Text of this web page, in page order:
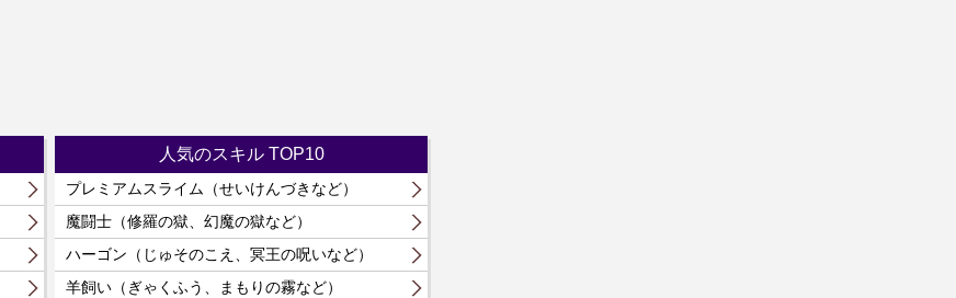
人気のスキル TOP10
プレミアムスライム（せいけんづきなど）
魔闘士（修羅の獄、幻魔の獄など）
ハーゴン（じゅそのこえ、冥王の呪いなど）
羊飼い（ぎゃくふう、まもりの霧など）